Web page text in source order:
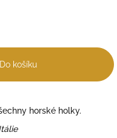
Do košíku
horské holky.